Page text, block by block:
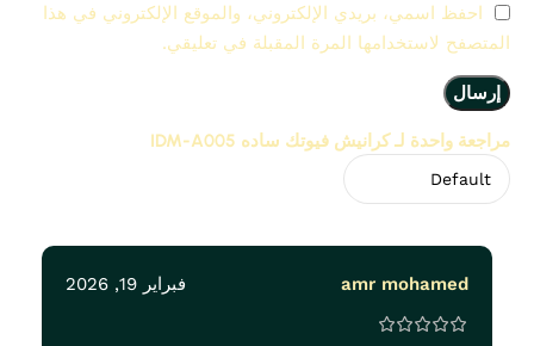
مراجعة واحدة لـكرانيش فيوتك ساده IDM-A005
amr mohamed فبراير 19, 2026
احفظ اسمي، بريدي الإلكتروني، والموقع الإلكتروني في هذا
المتصفح لاستخدامها المرة المقبلة في تعليقي.